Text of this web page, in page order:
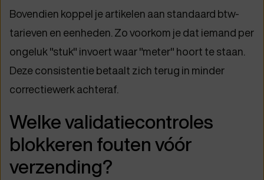
Bovendien koppel je artikelen aan standaard btw-
tarieven en eenheden. Zo voorkom je dat iemand per
ongeluk "stuk" invoert waar "meter" hoort te staan.
Deze consistentie betaalt zich terug in minder
correctiewerk achteraf.
Welke validatiecontroles
blokkeren fouten vóór
verzending?